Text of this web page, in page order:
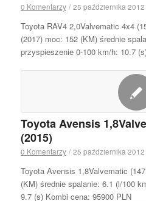
0 Komentarzy / 25 października 2012
Toyota RAV4 2,0Valvematic 4x4
(2017) moc: 152 (KM) średnie
przyspieszenie 0-100 km/h: 10.7
Toyota Avensis
(2015)
0 Komentarzy / 25 października 2012
Toyota Avensis 1,8Valvematic
(KM) średnie spalanie: 6.1 (l/100
9.7 (s) Kombi cena: 95900 PLN